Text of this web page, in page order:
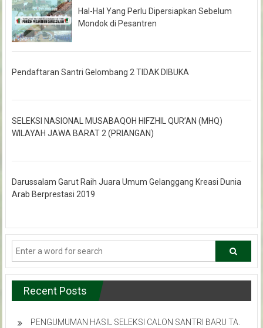
Hal-Hal Yang Perlu Dipersiapkan Sebelum
Mondok di Pesantren
Pendaftaran Santri Gelombang 2 TIDAK DIBUKA
SELEKSI NASIONAL MUSABAQOH HIFZHIL QUR’AN (MHQ)
WILAYAH JAWA BARAT 2 (PRIANGAN)
Darussalam Garut Raih Juara Umum Gelanggang Kreasi Dunia
Arab Berprestasi 2019
Recent Posts
PENGUMUMAN HASIL SELEKSI CALON SANTRI BARU TA.